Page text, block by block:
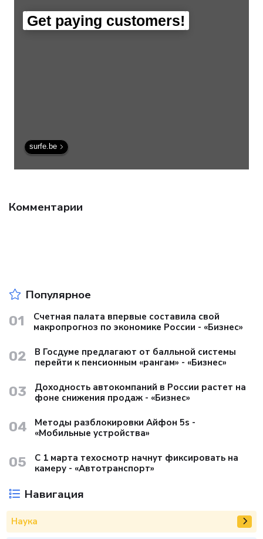
Get paying customers!
surfe.be
Комментарии
Популярное
01
Счетная палата впервые составила свой
макропрогноз по экономике России - «Бизнес»
02
В Госдуме предлагают от балльной системы
перейти к пенсионным «рангам» - «Бизнес»
03
Доходность автокомпаний в России растет на
фоне снижения продаж - «Бизнес»
04
Методы разблокировки Айфон 5s -
«Мобильные устройства»
05
С 1 марта техосмотр начнут фиксировать на
камеру - «Автотранспорт»
Навигация
Наука